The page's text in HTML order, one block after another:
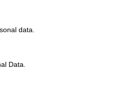
data.
Data.
βουλευτών).
έχει υιοθετήσει
να απαντά σε
Ν.Δ. μιλούν για
συγκυρία